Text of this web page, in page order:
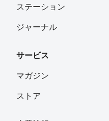
Pink Runner💖Ayu
ステーション
ジャーナル
サービス
マガジン
ストア